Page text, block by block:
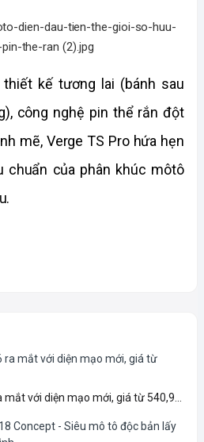
kế tương lai (bánh sau
công nghệ pin thể rắn đột
mẽ, Verge TS Pro hứa hẹn
chuẩn của phân khúc môtô
với diện mạo mới, giá từ 540,9...